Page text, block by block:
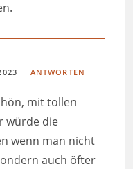
ANTWORTEN
mit tollen
würde die
wenn man nicht
auch öfter